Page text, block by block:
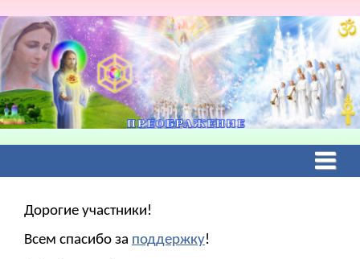
Дорогие участники!
Всем спасибо за поддержку!